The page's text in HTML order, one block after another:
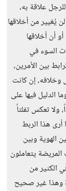
علاقة به،
يُغيير من أخلاقها
أن أخلاقها
السوء في
بين الأمرين،
وخلافه، إن كانت
الدليل فيها على
ولا تعكس تفلتاً
أرى هذا الربط
الهوية وبين
يتعاملون
الكثير من
وهذا غير صحيح